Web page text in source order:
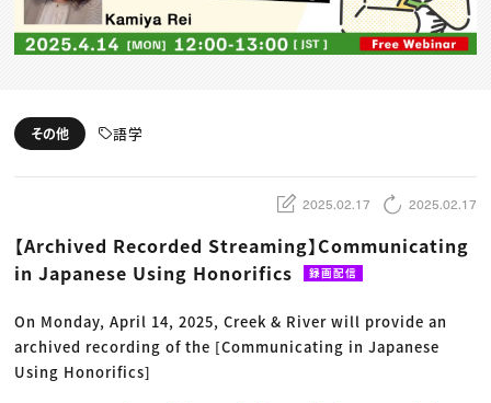
スキルアップしたい！
動画配信・映像制作
編集・ライティング
ディレクション
TOP Creator’s コラム トップ
Webクリエイター
ゲームクリエイター
クリエイターインタビュー
C＆R Magazine
セミナー
ニュース・トレンド トップ
Web
映像
ゲーム・エンタメ
広告
出版
CREATIVE VILLAGEからのお知らせ
その他 語学
2025.02.17 2025.02.17
【Archived Recorded Streaming】Communicating
in Japanese Using Honorifics
録画配信
On Monday, April 14, 2025, Creek & River will provide an
archived recording of the [Communicating in Japanese
Using Honorifics]